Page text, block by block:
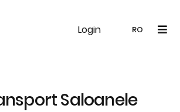
Login RO
Noutăți
Saloanele